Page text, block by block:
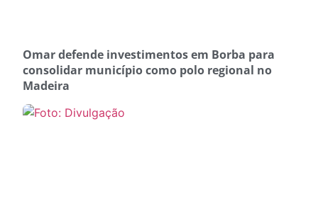
Omar defende investimentos em Borba para
consolidar município como polo regional no
Madeira